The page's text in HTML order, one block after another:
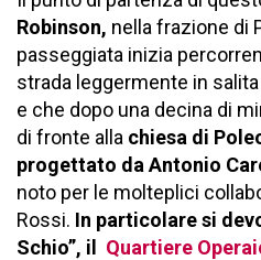
Robinson, nella frazione di
passeggiata inizia
strada leggermente in
e che dopo una decina di
di fronte alla chiesa di
progettato da Antonio
noto per le molteplici
Rossi. In particolare si
Schio”, il Quartiere